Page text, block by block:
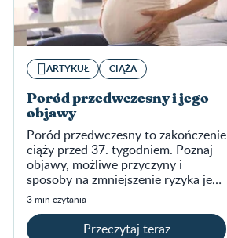
ARTYKUŁ CIĄŻA
Poród przedwczesny i jego
objawy
Poród przedwczesny to zakończenie
ciąży przed 37. tygodniem. Poznaj
objawy, możliwe przyczyny i
sposoby na zmniejszenie ryzyka jego
wystąpienia.
3 min czytania
Przeczytaj teraz